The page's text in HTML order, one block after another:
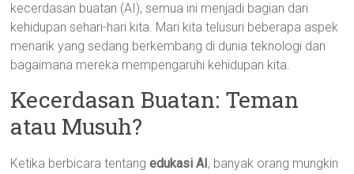
kecerdasan buatan (AI), semua ini menjadi bagian dari
kehidupan sehari-hari kita. Mari kita telusuri beberapa aspek
menarik yang sedang berkembang di dunia teknologi dan
bagaimana mereka mempengaruhi kehidupan kita.
Kecerdasan Buatan: Teman
atau Musuh?
Ketika berbicara tentangedukasi AI, banyak orang mungkin